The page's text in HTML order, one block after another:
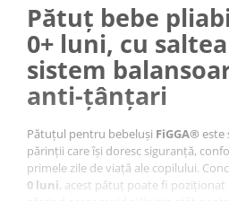
Pătuț bebe
0+ luni, cu
sistem
anti-țânțari
Pătuțul pentru bebeluși FiGGA® este
părinții care își doresc siguranță,
primele zile de viață ale copilului.
0 luni, acest pătuț poate fi poziționat